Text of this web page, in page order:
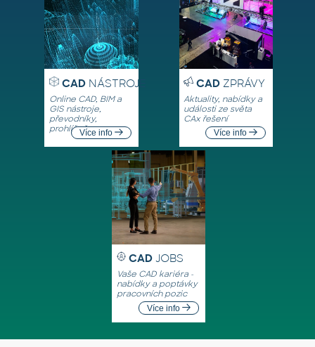
CADNÁSTROJE
Online CAD, BIM a
GIS nástroje,
převodníky,
prohlížečeVíce info
CADZPRÁVY
Aktuality, nabídky a
události ze světa
CAx řešení
Více info
CAD JOBS
Vaše CAD kariéra -
nabídky a poptávky
pracovních pozic
Více info